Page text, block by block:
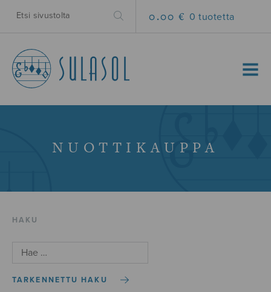
0.00 € 0 tuotetta
MENU
NUOTTIKAUPPA
HAKU
TARKENNETTU HAKU